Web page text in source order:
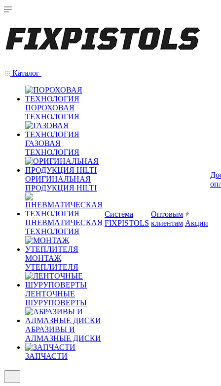
Каталог
ПОРОХОВАЯ
ТЕХНОЛОГИЯ
ГАЗОВАЯ
ТЕХНОЛОГИЯ
ОРИГИНАЛЬНАЯ
ПРОДУКЦИЯ HILTI
ПНЕВМАТИЧЕСКАЯ
ТЕХНОЛОГИЯ
МОНТАЖ
УТЕПЛИТЕЛЯ
ЛЕНТОЧНЫЕ
ШУРУПОВЕРТЫ
АБРАЗИВЫ И
АЛМАЗНЫЕ ДИСКИ
ЗАПЧАСТИ
Система
FIXPISTOLS
Оптовым
клиентам Акции